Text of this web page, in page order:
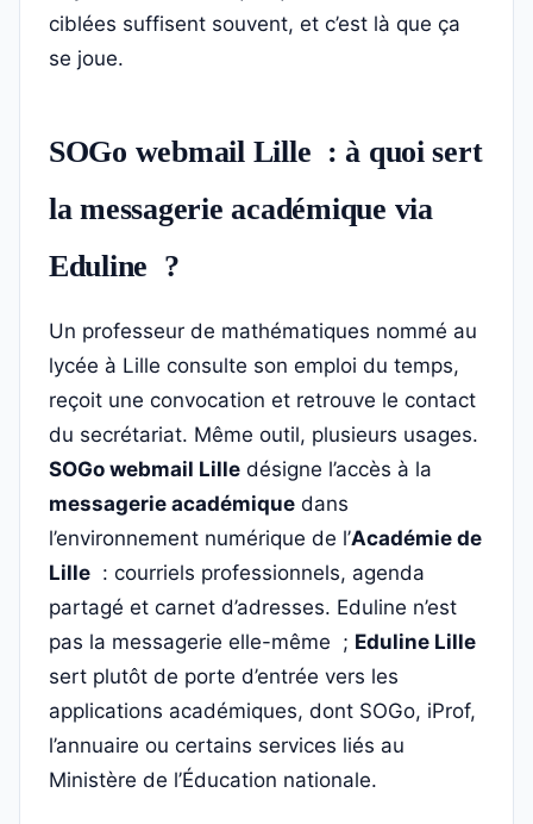
ciblées suffisent souvent, et c’est là que ça
se joue.
SOGo webmail Lille : à quoi sert
la messagerie académique via
Eduline ?
Un professeur de mathématiques nommé au
lycée à Lille consulte son emploi du temps,
reçoit une convocation et retrouve le contact
du secrétariat. Même outil, plusieurs usages.
SOGo webmail Lille désigne l’accès à la
messagerie académique dans
l’environnement numérique de l’Académie de
Lille : courriels professionnels, agenda
partagé et carnet d’adresses. Eduline n’est
pas la messagerie elle-même ; Eduline Lille
sert plutôt de porte d’entrée vers les
applications académiques, dont SOGo, iProf,
l’annuaire ou certains services liés au
Ministère de l’Éducation nationale.